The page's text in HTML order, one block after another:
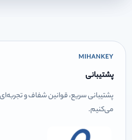
MIHANKEY
پشتیبانی
پشتیبانی سریع، قوانین شفاف و تجربه‌ای
می‌کنیم.